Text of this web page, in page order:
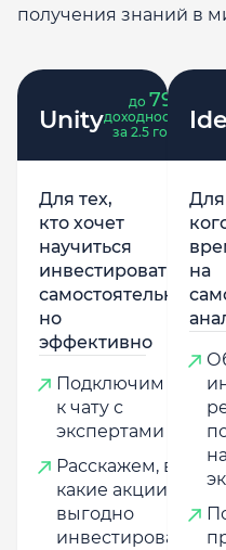
получения знаний в
Unity
до 79
доходность
за 2.5 года
Для тех,
кто хочет
научиться
инвестировать
самостоятельно,
но
эффективно
Подключим
к чату с
экспертами
Расскажем, в
какие акции
выгодно
инвестировать,
Для
на